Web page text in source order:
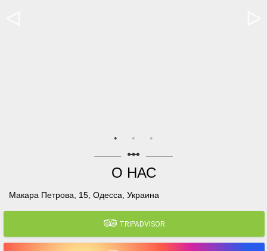
linear_scale
О НАС
Макара Петрова, 15, Одесса, Украина
TRIPADVISOR